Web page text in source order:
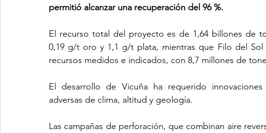
permitió alcanzar una recuperación del 96 %.
El recurso total del proyecto es de 1,64 billones de
0,19 g/t oro y 1,1 g/t plata, mientras que Filo del Sol
recursos medidos e indicados, con 8,7 millones de
El desarrollo de Vicuña ha requerido
adversas de clima, altitud y geología.
Las campañas de perforación, que combinan aire